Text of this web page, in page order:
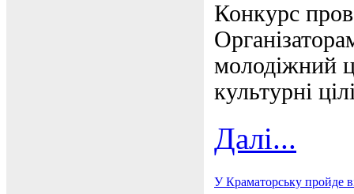
Конкурс
молодіжний
культурні
Далі...
У Краматорську пройде